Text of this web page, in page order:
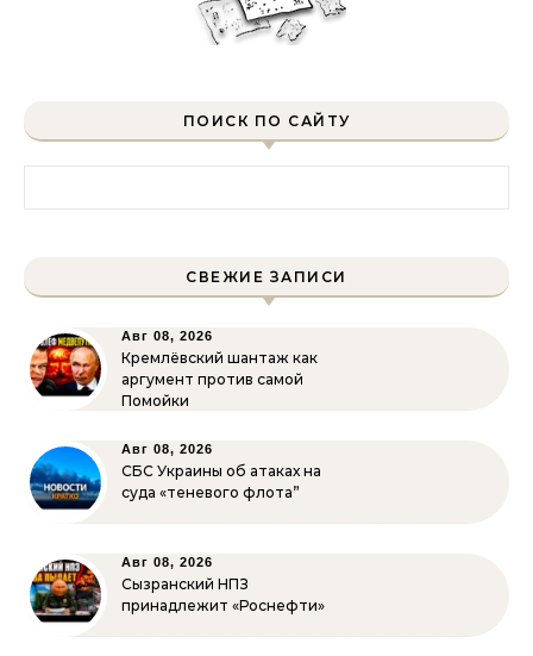
ПОИСК ПО САЙТУ
СВЕЖИЕ ЗАПИСИ
Авг 08, 2026
Кремлёвский шантаж как
аргумент против самой
Помойки
Авг 08, 2026
СБС Украины об атаках на
суда «теневого флота”
Авг 08, 2026
Сызранский НПЗ
принадлежит «Роснефти»